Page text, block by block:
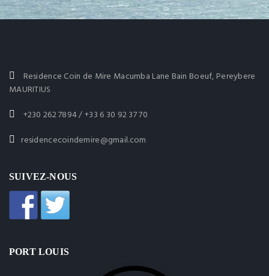
Residence Coin de Mire Macumba Lane Bain Boeuf, Pereybere
MAURITIUS
+230 262 7894 / +33 6 30 92 37 70
residencecoindemire@gmail.com
SUIVEZ-NOUS
PORT LOUIS